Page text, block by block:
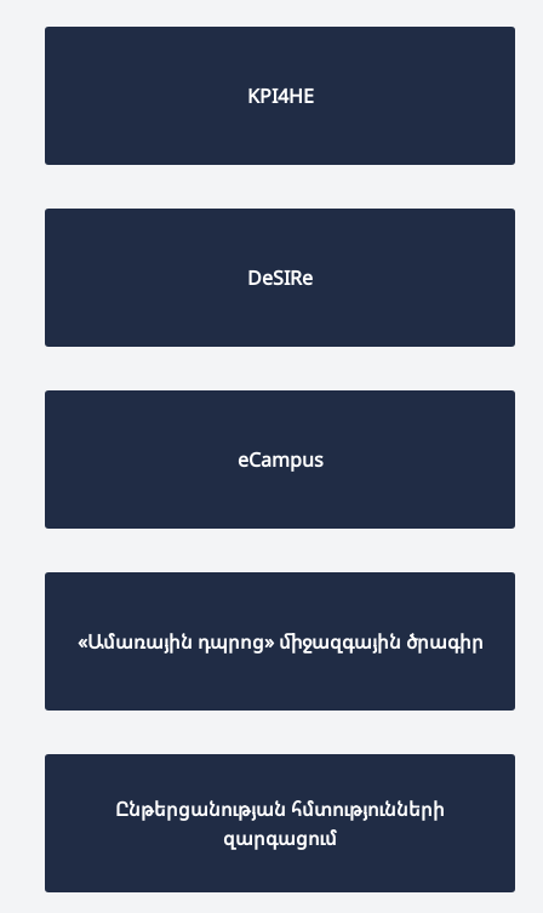
KPI4HE
DeSIRe
eCampus
«Ամառային դպրոց» միջազգային ծրագիր
Ընթերցանության հմտությունների
զարգացում